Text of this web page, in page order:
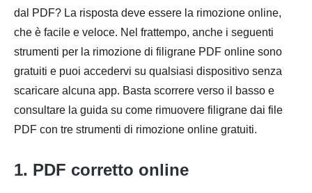
dal PDF? La risposta deve essere la rimozione online,
che è facile e veloce. Nel frattempo, anche i seguenti
strumenti per la rimozione di filigrane PDF online sono
gratuiti e puoi accedervi su qualsiasi dispositivo senza
scaricare alcuna app. Basta scorrere verso il basso e
consultare la guida su come rimuovere filigrane dai file
PDF con tre strumenti di rimozione online gratuiti.
1. PDF corretto online